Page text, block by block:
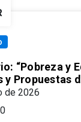
“Pobreza y
y Propuestas
de 2026